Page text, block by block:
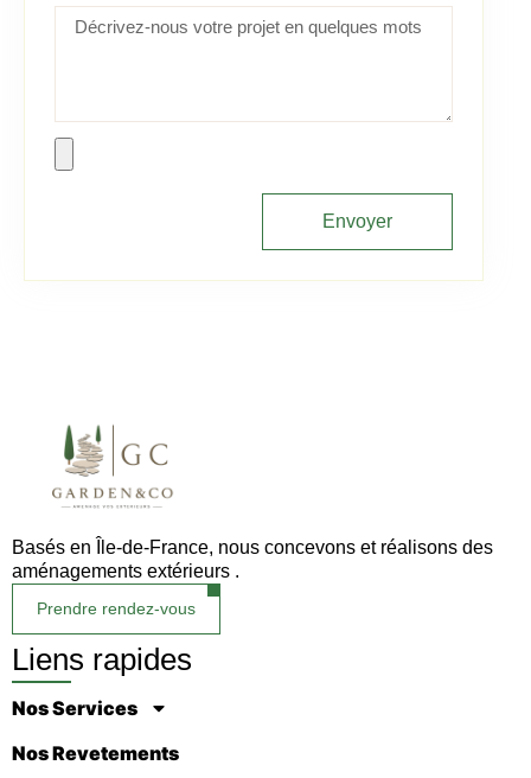
Envoyer
Basés en Île-de-France, nous concevons et réalisons des
aménagements extérieurs .
Prendre rendez-vous
Liens rapides
Nos Services
Nos Revetements